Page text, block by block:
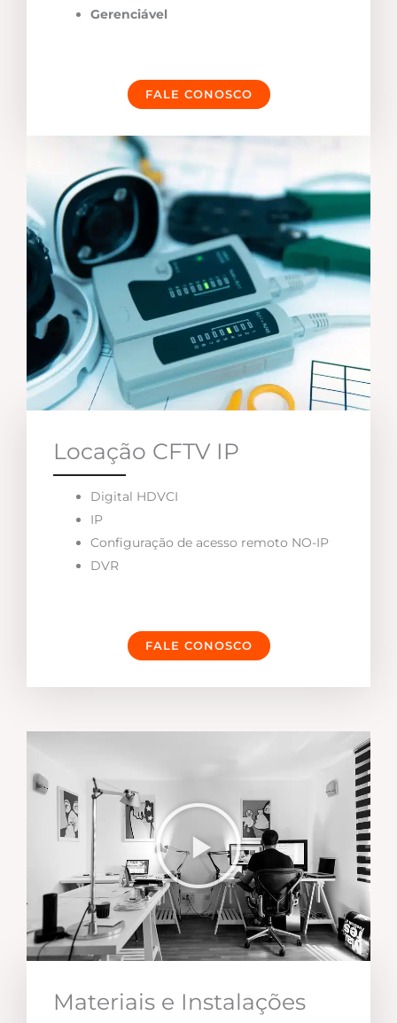
Gerenciável
FALE CONOSCO
Locação CFTV IP
Digital HDVCI
IP
Configuração de acesso remoto NO-IP
DVR
FALE CONOSCO
Materiais e Instalações